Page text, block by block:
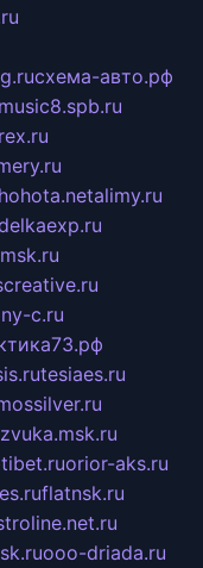
схема-авто.рф
music8.spb.ru
hohota.netalimy.ru
c.ru
tesiaes.ru
orior-aks.ru
flatnsk.ru
ooo-driada.ru